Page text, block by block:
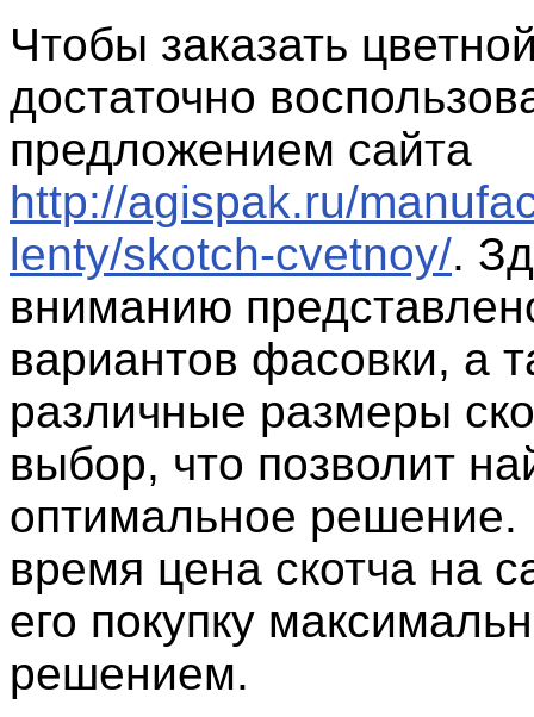
Чтобы заказать
достаточно
предложением сайта
http://agispak.ru/
lenty/skotch-cvetnoy/.
вниманию
вариантов фасовки, а
различные размеры
выбор, что позволит
оптимальное решение.
время цена скотча на
его покупку
решением.